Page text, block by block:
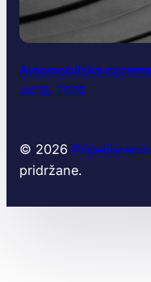
Avtomobilska
Jul 16, 2026
© 2026
pridržane.